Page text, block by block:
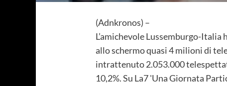
(Adnkronos) –
L’amichevole Lussemburgo-
allo schermo quasi 4 milioni di
intrattenuto 2.053.000
10,2%. Su La7 'Una Giornata